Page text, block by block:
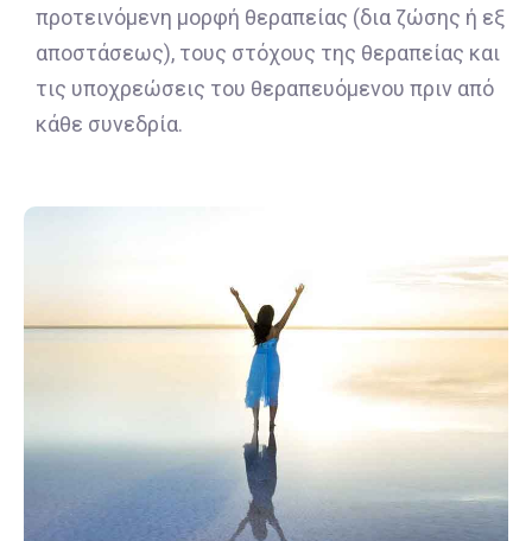
προτεινόμενη μορφή θεραπείας (δια ζώσης ή εξ
αποστάσεως), τους στόχους της θεραπείας και
τις υποχρεώσεις του θεραπευόμενου πριν από
κάθε συνεδρία.